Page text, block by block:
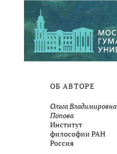
ОБ АВТОРЕ
Ольга Владимировна
Попова
Институт
философии РАН
Россия